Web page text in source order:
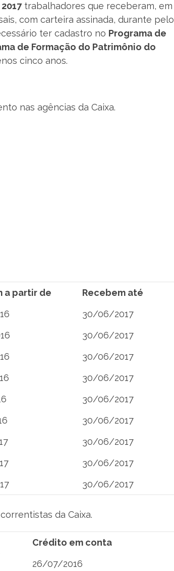
trabalhadores que receberam, em
com carteira assinada, durante pelo
ter cadastro no Programa de
de Formação do Patrimônio do
cinco anos.
nas agências da Caixa.
a partir de
Recebem até
30/06/2017
30/06/2017
30/06/2017
30/06/2017
30/06/2017
30/06/2017
30/06/2017
30/06/2017
30/06/2017
da Caixa.
Crédito em conta
26/07/2016